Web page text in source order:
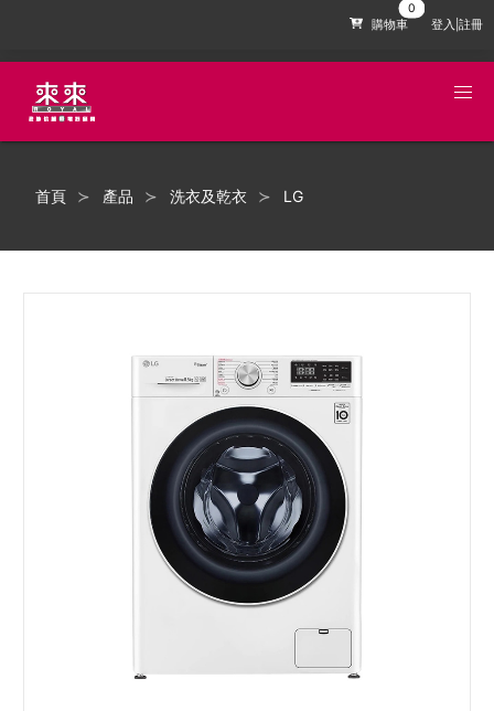
購物車 登入|註冊
首頁 產品 洗衣及乾衣 LG